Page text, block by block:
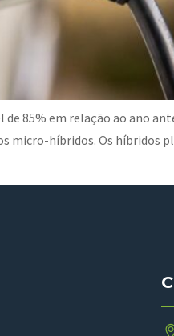
85% em relação ao ano
micro-híbridos. Os híbridos